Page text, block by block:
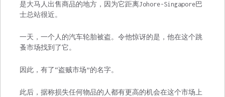
是大马人出售商品的地方，因为它距离Johore-Singapore巴
士总站很近。
一天，一个人的汽车轮胎被盗。令他惊讶的是，他在这个跳
蚤市场找到了它。
因此，有了“盗贼市场”的名字。
此后，据称损失任何物品的人都有更高的机会在这个市场上